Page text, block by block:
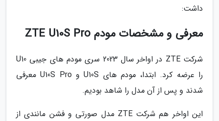
داشت:
معرفی و مشخصات مودم ZTE U10S Pro
شرکت ZTE در اواخر سال 2023 سری مودم های جیبی U10
را عرضه کرد. ابتدا، مودم های U10S و U10S Pro معرفی
شدند و پس از آن مدل را شاهد بودیم.
این اواخر هم شرکت ZTE مدل صورتی و فشن مانندی از